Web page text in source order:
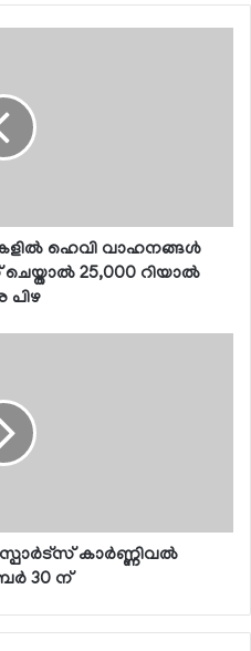
ഹെവി വാഹനങ്ങള്‍
25,000 റിയാല്‍
പിഴ
സ്പോര്‍ട്സ് കാര്‍ണ്ണിവല്‍
30 ന്